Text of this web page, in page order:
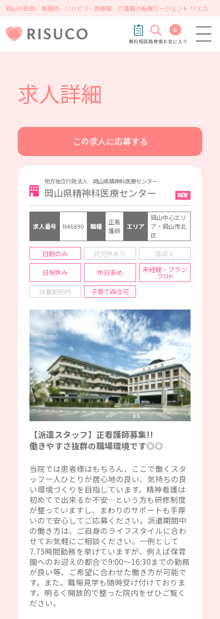
岡山の医師、看護師、リハビリ・医療職、介護職の転職エージェント リスコ
無料相談再検索
0
お気に入り
求人詳細
この求人に応募する
地方独立行政法人 岡山県精神科医療センター
岡山県精神科医療センター
求人番号 N46890 職種
正看
護師
エリア
岡山中心エリ
ア・岡山市北
区
日勤のみ 託児所あり 高収入
日祝休み 休日多め 未経験・ブラン
クOK
扶養範囲内
子育て両立可
【派遣スタッフ】正看護師募集!!
働きやすさ抜群の職場環境です◎◎
当院では患者様はもちろん、ここで働くスタ
ッフ一人ひとりが居心地の良い、気持ちの良
い環境づくりを目指しています。精神看護は
初めてで出来るか不安…という方も研修制度
が整っていますし、まわりのサポートも手厚
いので安心してご応募ください。派遣期間中
の働き方は、ご自身のライフスタイルに合わ
せてお気軽にご相談ください。一例として
7.75時間勤務を挙げていますが、例えば保育
園へのお迎えの都合で9:00～16:30までの勤務
が良い等、ご希望に合わせた働き方が可能で
す。また、職場見学も随時受け付けておりま
す。明るく開放的で整った院内をぜひご覧く
ださい。